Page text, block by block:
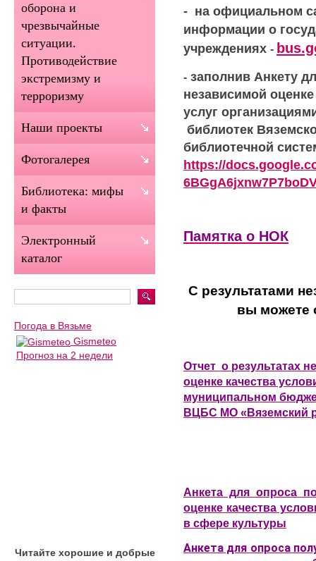
- на официальном
информации о
учреждениях -
- заполнив Анкету
независимой
услуг
библиотек
библиотечной
https://
Памятка о НОК
С результатами
вы можете
Отчет о результатах
оценке качества
муниципальном
ВЦБС МО «Вяземский
Анкета для опроса
оценке качества
в сфере культуры
Анкета для опроса
оборона и
чрезвычайные
ситуации.
Противодействие
экстремизму и
терроризму
Наши проекты
Фотогалерея
Библиотека: мифы
и факты
Электронный
каталог
Погода в Вязьме
Gismeteo
Прогноз на 2 недели
Читайте хорошие и добрые